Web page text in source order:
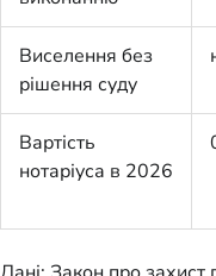
Виселення без
рішення суду
Вартість
нотаріуса в 2026